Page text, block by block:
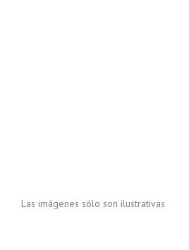
Las imágenes sólo son ilustrativas